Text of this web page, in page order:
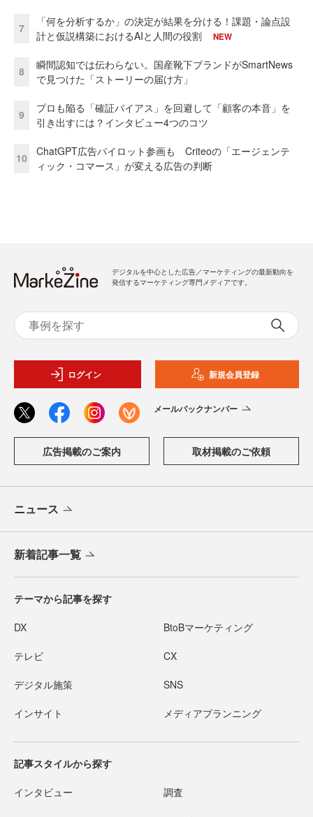
7
「何を分析するか」の決定が結果を分ける！課題・論点設
計と仮説構築におけるAIと人間の役割
NEW
8
瞬間認知では伝わらない。国産靴下ブランドがSmartNews
で見つけた「ストーリーの届け方」
9
プロも陥る「確証バイアス」を回避して「顧客の本音」を
引き出すには？インタビュー4つのコツ
10
ChatGPT広告パイロット参画も Criteoの「エージェンテ
ィック・コマース」が変える広告の判断
デジタルを中心とした広告／マーケティングの最新動向を
発信するマーケティング専門メディアです。
ログイン 新規会員登録
メールバックナンバー
広告掲載のご案内 取材掲載のご依頼
ニュース
新着記事一覧
テーマから記事を探す
DX BtoBマーケティング
テレビ CX
デジタル施策 SNS
インサイト メディアプランニング
記事スタイルから探す
インタビュー 調査